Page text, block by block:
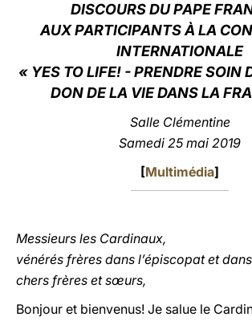
DISCOURS DU PAPE
AUX PARTICIPANTS À LA
INTERNATIONALE
« YES TO LIFE! - PRENDRE SOIN
DON DE LA VIE DANS LA
Salle Clémentine
Samedi 25 mai 2019
[Multimédia]
Messieurs les Cardinaux,
vénérés frères dans l’épiscopat et
chers frères et sœurs,
Bonjour et bienvenus! Je salue le